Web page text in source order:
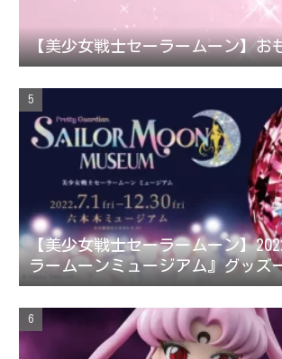
【美少女戦士セーラームーン】お
【美少女戦士セーラームーン】
ラームーンミュージアム』グッズ
メニュー